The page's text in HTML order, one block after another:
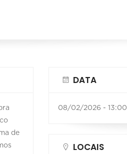
de
DATA
08/02/2026 - 13:00
LOCAIS